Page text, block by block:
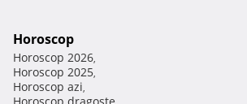
Horoscop
Horoscop 2026,
Horoscop 2025,
Horoscop azi,